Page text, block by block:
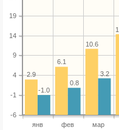
янв фев мар
-6
-1
4
9
14
19
10.6
6.1
2.9
3.2
0.8
-1.0